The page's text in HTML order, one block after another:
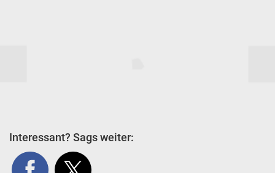
Interessant? Sags weiter: